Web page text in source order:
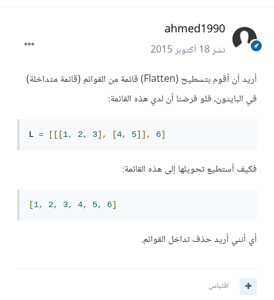
ahmed1990
نشر18 أكتوبر 2015
أريد أن أقوم بتسطيح (Flatten) قائمة من القوائم (قائمة متداخلة)
في البايثون، فلو فرضنا أن لدي هذه القائمة:
L = [[[1, 2, 3], [4, 5]], 6]
فكيف أستطيع تحويلها إلى هذه القائمة:
[1, 2, 3, 4, 5, 6]
أي أنني أريد حذف تداخل القوائم.
اقتباس